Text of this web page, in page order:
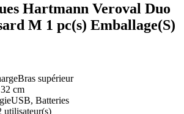
Hartmann Veroval Duo
M 1 pc(s) Emballage(S)
Bras supérieur
cm
USB, Batteries
utilisateur(s)